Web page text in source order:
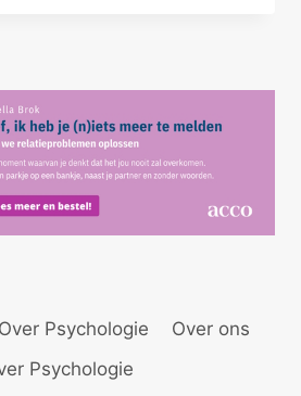
Psychologie
Over ons
Psychologie